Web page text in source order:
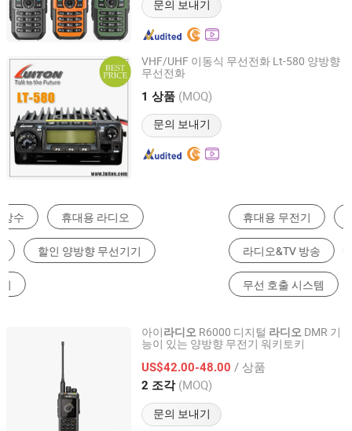
문의 보내기
VHF/UHF 이동식 무선전화 Lt-580 양방향
무선전화
1 상품 (MOQ)
문의 보내기
BOND TELECOMMUNICATION CO., LIMITED
Fujian, China 이후 2009
휴대용 무전기 디지털 무전기 모바일 무전기
라디오&TV 방송 라디오&카세트 녹음기
아이라디오 R6000 디지털 라디오 DMR 기
능이 있는 양방향 무전기 워키토키
US$42.00-48.00 / 상품
2 조각 (MOQ)
문의 보내기
Iradio Electronics Co., Ltd
Fujian, China 이후 2024